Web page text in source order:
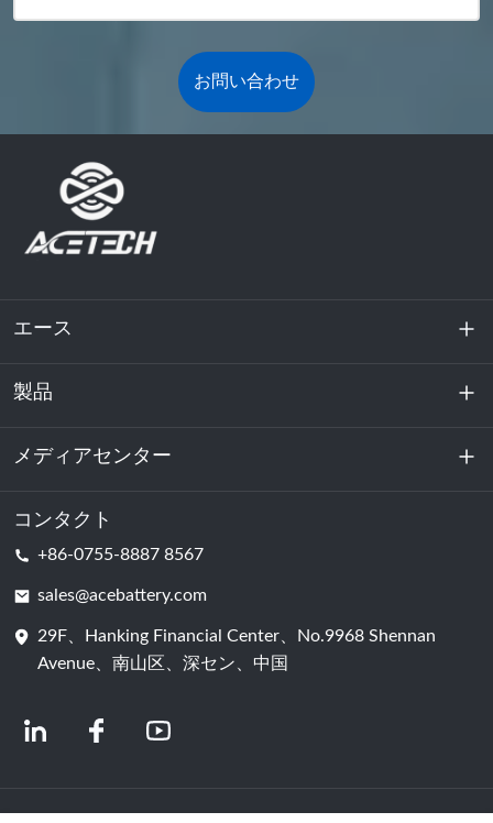
お問い合わせ
エース
私たちに関しては
持続可能性
製品
エネルギー貯蔵
データセンターおよびサーバー室
バッテリーセル
メディアセンター
ニュース
コンタクト
+86-0755-8887 8567
sales@acebattery.com
29F、Hanking Financial Center、No.9968 Shennan
Avenue、南山区、深セン、中国